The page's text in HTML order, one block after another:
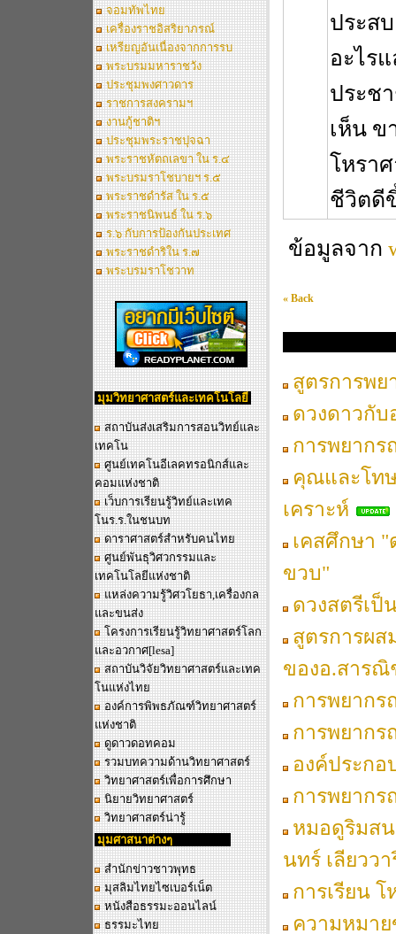
จอมทัพไทย
เครื่องราชอิสริยาภรณ์
เหรียญอันเนื่องจากการรบ
พระบรมมหาราชวัง
ประชุมพงศาวดาร
ราชการสงครามฯ
งานกู้ชาติฯ
ประชุมพระราชปุจฉา
พระราชหัตถเลขา ใน ร.๔
พระบรมราโชบายฯ ร.๕
พระราชดำรัส ใน ร.๕
พระราชนิพนธ์ ใน ร.๖
ร.๖ กับการป้องกันประเทศ
พระราชดำริใน ร.๗
พระบรมราโชวาท
มุมวิทยาศาสตร์และเทคโนโลยี
สถาบันส่งเสริมการสอนวิทย์และ
เทคโน
ศูนย์เทคโนอีเลคทรอนิกส์และ
คอมแห่งชาติ
เว็บการเรียนรู้วิทย์และเทค
โนร.ร.ในชนบท
ดาราศาสตร์สำหรับคนไทย
ศูนย์พันธุวิศวกรรมและ
เทคโนโลยีแห่งชาติ
แหล่งความรู้วิศวโยธา,เครื่องกล
และขนส่ง
โครงการเรียนรู้วิทยาศาสตร์โลก
และอวกาศ[lesa]
สถาบันวิจัยวิทยาศาสตร์และเทค
โนแห่งไทย
องค์การพิพธภัณฑ์วิทยาศาสตร์
แห่งชาติ
ดูดาวดอทคอม
รวมบทความด้านวิทยาศาสตร์
วิทยาศาสตร์เพื่อการศึกษา
นิยายวิทยาศาสตร์
วิทยาศาสตร์น่ารู้
มุมศาสนาต่างๆ
สำนักข่าวชาวพุทธ
มุสลิมไทยไซเบอร์เน็ต
หนังสือธรรมะออนไลน์
ธรรมะไทย
ประส
อะไร
ประช
เห็น
โหรา
ชีวิตดี
ข้อมูลจาก
« Back
สูตรการพ
ดวงดาวกั
การพยาก
คุณและโท
เคราะห์
เคสศึกษา
ขวบ"
ดวงสตรีเป็
สูตรการผ
ของอ.สารณิ
การพยากร
การพยาก
องค์ประก
การพยากร
หมอดูริมสน
นทร์ เลียวว
การเรียน
ความหมา